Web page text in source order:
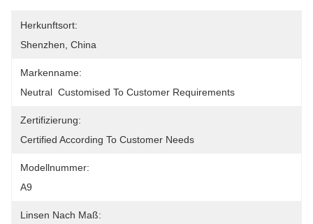
Herkunftsort:
Shenzhen, China
Markenname:
Neutral  Customised To Customer Requirements
Zertifizierung:
Certified According To Customer Needs
Modellnummer:
A9
Linsen Nach Maß: